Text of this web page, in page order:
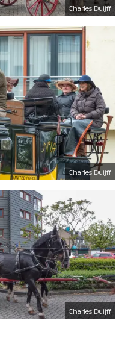
Charles Duijff
Charles Duijff
Charles Duijff